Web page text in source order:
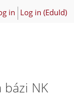
in Log in (EduId)
NK